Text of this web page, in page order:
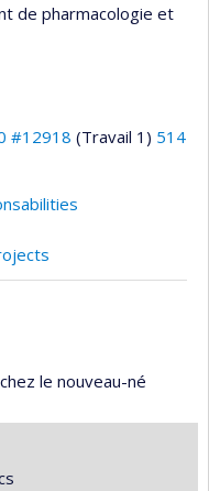
de pharmacologie et
#12918 (Travail 1) 514
le nouveau-né